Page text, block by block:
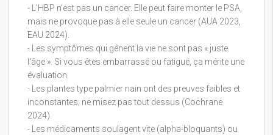
- L'HBP n'est pas un cancer. Elle peut faire monter le PSA,
mais ne provoque pas à elle seule un cancer (AUA 2023,
EAU 2024).
- Les symptômes qui gênent la vie ne sont pas « juste
l'âge ». Si vous êtes embarrassé ou fatigué, ça mérite une
évaluation.
- Les plantes type palmier nain ont des preuves faibles et
inconstantes; ne misez pas tout dessus (Cochrane
2024).
- Les médicaments soulagent vite (alpha-bloquants) ou